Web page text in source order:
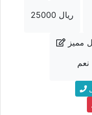
25000 ريال
مميز
نعم